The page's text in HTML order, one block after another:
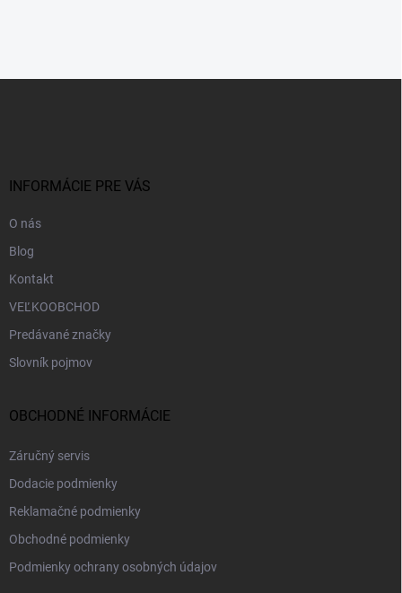
INFORMÁCIE PRE VÁS
O nás
Blog
Kontakt
VEĽKOOBCHOD
Predávané značky
Slovník pojmov
OBCHODNÉ INFORMÁCIE
Záručný servis
Dodacie podmienky
Reklamačné podmienky
Obchodné podmienky
Podmienky ochrany osobných údajov